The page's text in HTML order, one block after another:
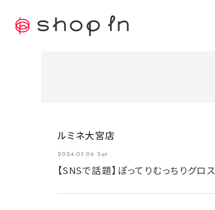
ルミネ大宮店
2024.07.06 Sat
【SNSで話題】ぽってりむっちりグロス